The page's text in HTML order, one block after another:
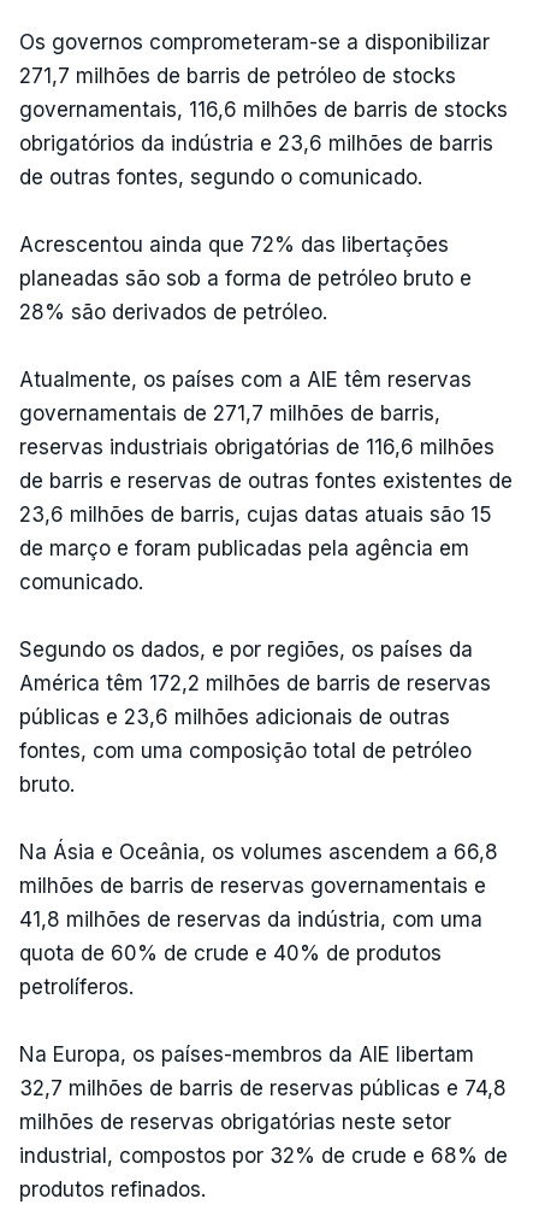
Os governos comprometeram-se a disponibilizar
271,7 milhões de barris de petróleo de stocks
governamentais, 116,6 milhões de barris de stocks
obrigatórios da indústria e 23,6 milhões de barris
de outras fontes, segundo o comunicado.
Acrescentou ainda que 72% das libertações
planeadas são sob a forma de petróleo bruto e
28% são derivados de petróleo.
Atualmente, os países com a AIE têm reservas
governamentais de 271,7 milhões de barris,
reservas industriais obrigatórias de 116,6 milhões
de barris e reservas de outras fontes existentes de
23,6 milhões de barris, cujas datas atuais são 15
de março e foram publicadas pela agência em
comunicado.
Segundo os dados, e por regiões, os países da
América têm 172,2 milhões de barris de reservas
públicas e 23,6 milhões adicionais de outras
fontes, com uma composição total de petróleo
bruto.
Na Ásia e Oceânia, os volumes ascendem a 66,8
milhões de barris de reservas governamentais e
41,8 milhões de reservas da indústria, com uma
quota de 60% de crude e 40% de produtos
petrolíferos.
Na Europa, os países-membros da AIE libertam
32,7 milhões de barris de reservas públicas e 74,8
milhões de reservas obrigatórias neste setor
industrial, compostos por 32% de crude e 68% de
produtos refinados.